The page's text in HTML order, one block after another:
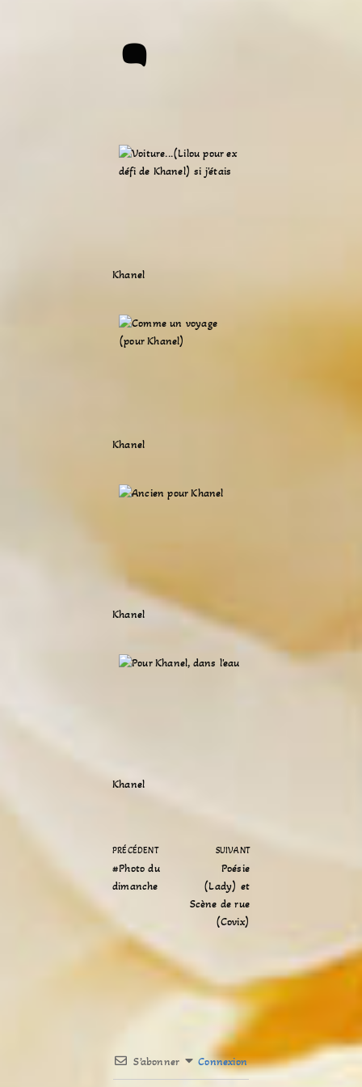
Khanel
Khanel
Khanel
Khanel
PRÉCÉDENT
#Photo du
dimanche
SUIVANT
Poésie
(Lady) et
Scène de rue
(Covix)
S’abonner Connexion